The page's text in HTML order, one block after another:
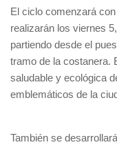
El ciclo comenzará
realizarán los viernes
partiendo desde el
tramo de la costanera.
saludable y ecológica
emblemáticos de la
También se